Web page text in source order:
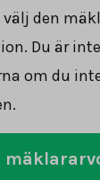
den
Du är
om du